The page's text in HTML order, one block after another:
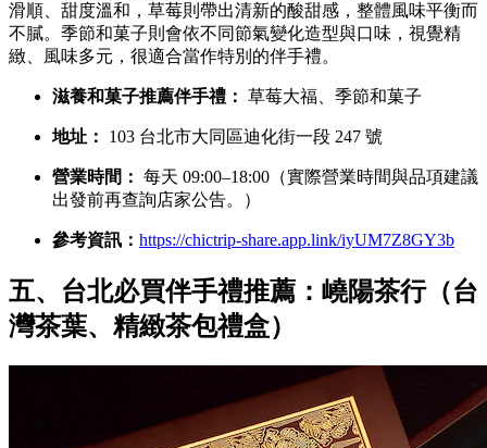
滑順、甜度溫和，草莓則帶出清新的酸甜感，整體風味平衡而
不膩。季節和菓子則會依不同節氣變化造型與口味，視覺精
緻、風味多元，很適合當作特別的伴手禮。
滋養和菓子推薦伴手禮： 草莓大福、季節和菓子
地址： 103 台北市大同區迪化街一段 247 號
營業時間： 每天 09:00–18:00（實際營業時間與品項建議
出發前再查詢店家公告。）
參考資訊： https://chictrip-share.app.link/iyUM7Z8GY3b
五、台北必買伴手禮推薦：嶢陽茶行（台
灣茶葉、精緻茶包禮盒）